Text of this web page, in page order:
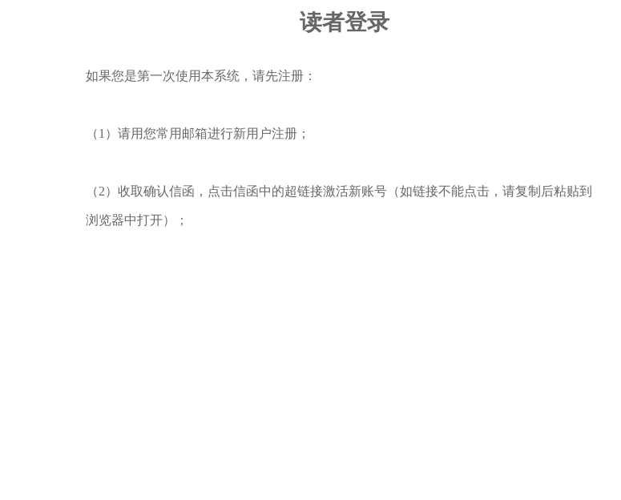
读者登录
如果您是第一次使用本系统，请先注册：
（1）请用您常用邮箱进行新用户注册；
（2）收取确认信函，点击信函中的超链接激活新账号（如链接不能点击，请复制后粘贴到
浏览器中打开）；